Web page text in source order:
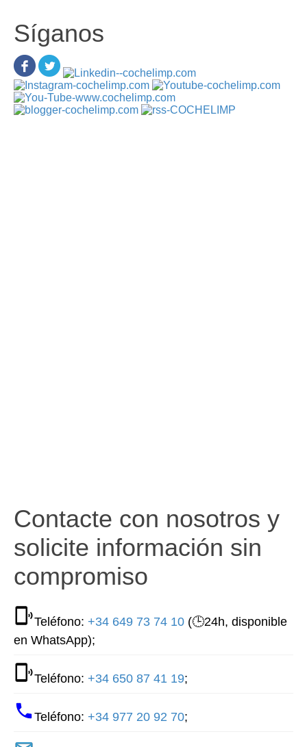
Síganos
Contacte con nosotros y
solicite información sin
compromiso
Teléfono: +34 649 73 74 10 (🕒24h, disponible
en WhatsApp);
Teléfono: +34 650 87 41 19;
Teléfono: +34 977 20 92 70;